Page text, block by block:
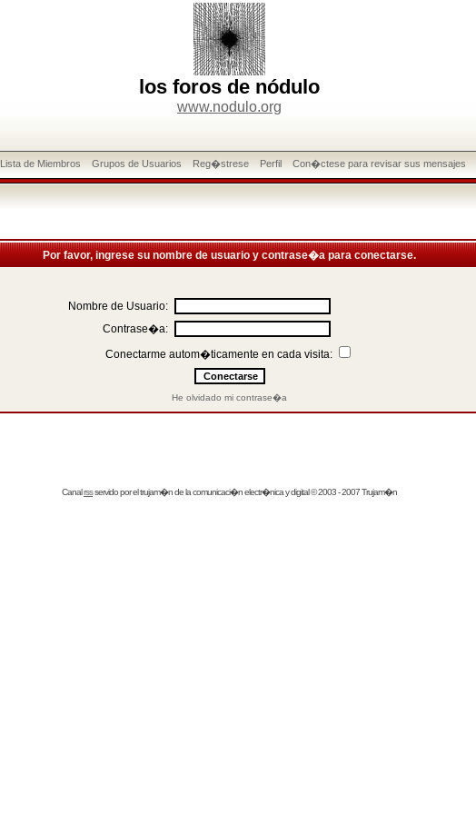
los foros de nódulo
www.nodulo.org
Lista de Miembros Grupos de Usuarios Reg�strese Perfil Con�ctese para revisar sus mensajes
Por favor, ingrese su nombre de usuario y contrase�a para conectarse.
Nombre de Usuario:
Contrase�a:
Conectarme autom�ticamente en cada visita:
He olvidado mi contrase�a
Canalrssservido por eltrujam�nde la comunicaci�n electr�nica y digital © 2003 - 2007 Trujam�n